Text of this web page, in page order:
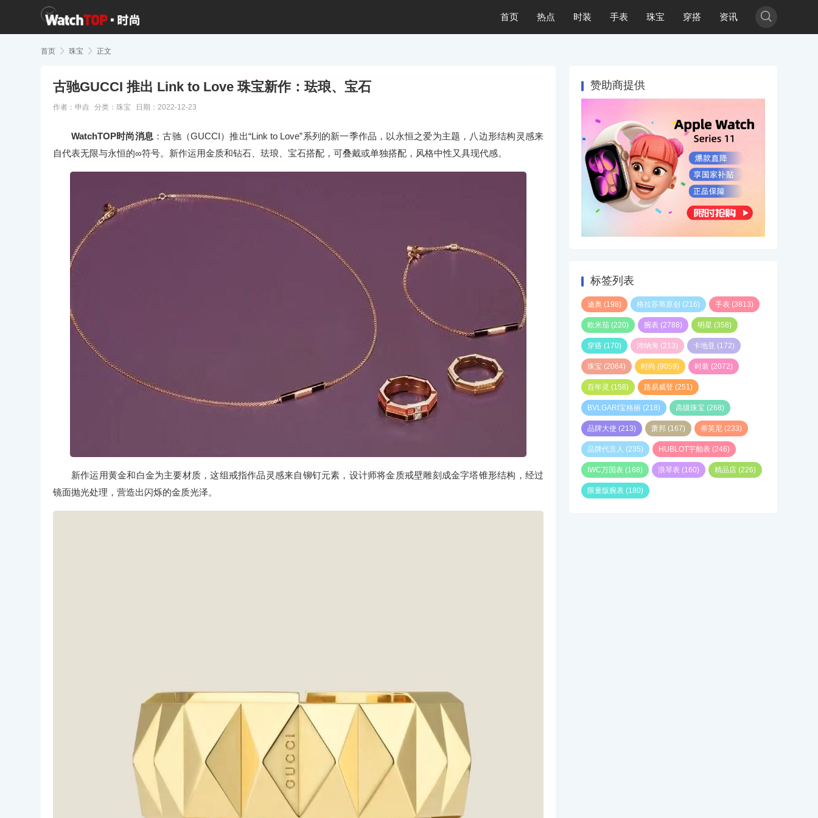
首页 热点 时装 手表 珠宝 穿搭 资讯 
首页  珠宝  正文
古驰GUCCI 推出 Link to Love 珠宝新作：珐琅、宝石
作者：申垚 分类： 珠宝 日期：2022-12-23
WatchTOP时尚消息 ：古驰（GUCCI）推出“Link to Love”系列的新一季作品，以永恒之爱为主题，八边形结构灵感来
自代表无限与永恒的∞符号。新作运用金质和钻石、珐琅、宝石搭配，可叠戴或单独搭配，风格中性又具现代感。
新作运用黄金和白金为主要材质，这组戒指作品灵感来自铆钉元素，设计师将金质戒壁雕刻成金字塔锥形结构，经过
镜面抛光处理，营造出闪烁的金质光泽。
赞助商提供
标签列表
迪奥 (198) 格拉苏蒂原创 (216) 手表 (3813)
欧米茄 (220) 腕表 (2788) 明星 (358)
穿搭 (170) 沛纳海 (213) 卡地亚 (172)
珠宝 (2064) 时尚 (9059) 时装 (2072)
百年灵 (158) 路易威登 (251)
BVLGARI宝格丽 (218) 高级珠宝 (268)
品牌大使 (213) 萧邦 (167) 蒂芙尼 (233)
品牌代言人 (235) HUBLOT宇舶表 (246)
IWC万国表 (168) 浪琴表 (160) 精品店 (226)
限量版腕表 (180)